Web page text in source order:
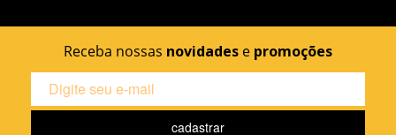
Receba nossas novidades e promoções